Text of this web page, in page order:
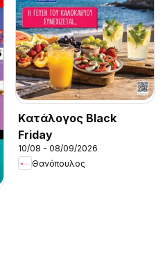
Kατάλογος Black
Friday
10/08 - 08/09/2026
Θανόπουλος